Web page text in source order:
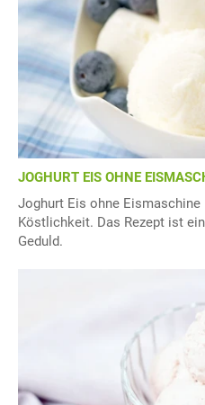
JOGHURT EIS OHNE
Joghurt Eis ohne
Köstlichkeit. Das Rezept ist
Geduld.